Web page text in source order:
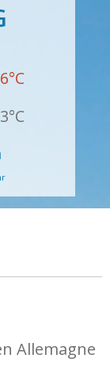
°C
°C
Allemagne